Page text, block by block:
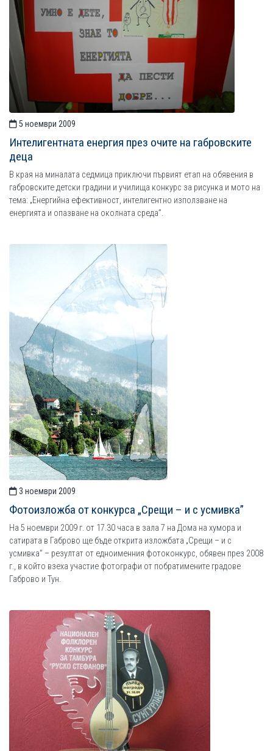
5 ноември 2009
Интелигентната енергия през очите на габровските
деца
В края на миналата седмица приключи първият етап на обявения в
габровските детски градини и училища конкурс за рисунка и мото на
тема: „Енергийна ефективност, интелигентно използване на
енергията и опазване на околната среда”.
3 ноември 2009
Фотоизложба от конкурса „Срещи – и с усмивка”
На 5 ноември 2009 г. от 17.30 часа в зала 7 на Дома на хумора и
сатирата в Габрово ще бъде открита изложбата „Срещи – и с
усмивка” – резултат от едноименния фотоконкурс, обявен през 2008
г., в който взеха участие фотографи от побратимените градове
Габрово и Тун.